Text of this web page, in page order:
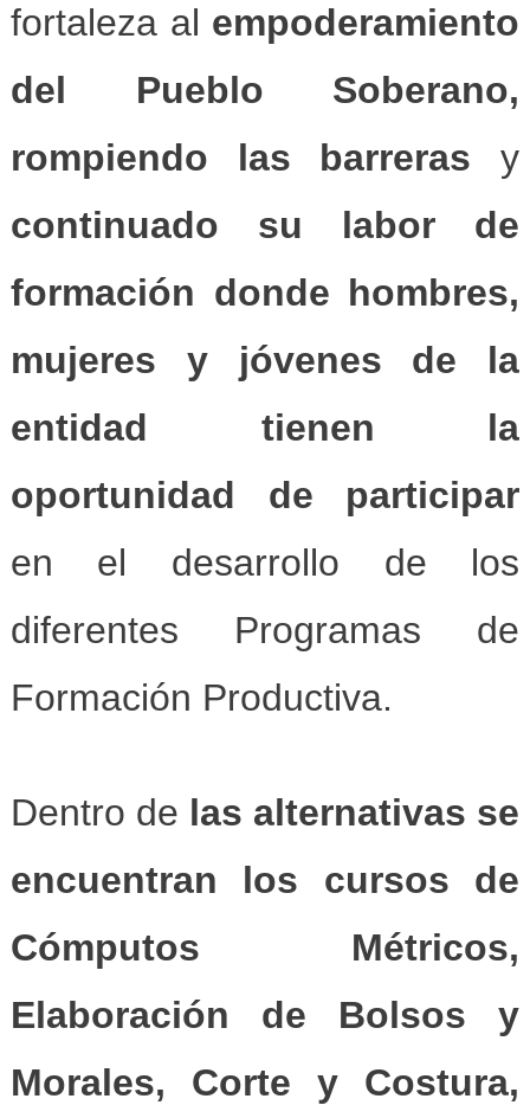
fortaleza al empoderamiento
del Pueblo Soberano,
rompiendo las barreras y
continuado su labor de
formación donde hombres,
mujeres y jóvenes
de la
entidad tienen la
oportunidad de participar
en el desarrollo de los
diferentes Programas de
Formación Productiva.
Dentro de las alternativas se
encuentran los cursos de
Cómputos Métricos,
Elaboración de Bolsos y
Morales, Corte y Costura,